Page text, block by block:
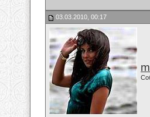
03.03.2010, 00:17